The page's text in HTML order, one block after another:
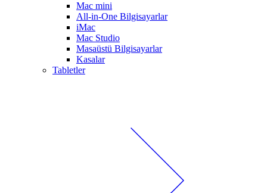
Mac mini
All-in-One Bilgisayarlar
iMac
Mac Studio
Masaüstü Bilgisayarlar
Kasalar
Tabletler